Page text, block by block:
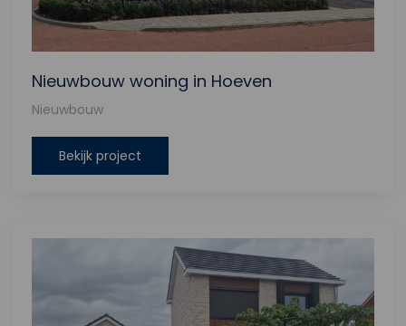
Nieuwbouw woning in Hoeven
Nieuwbouw
Bekijk project